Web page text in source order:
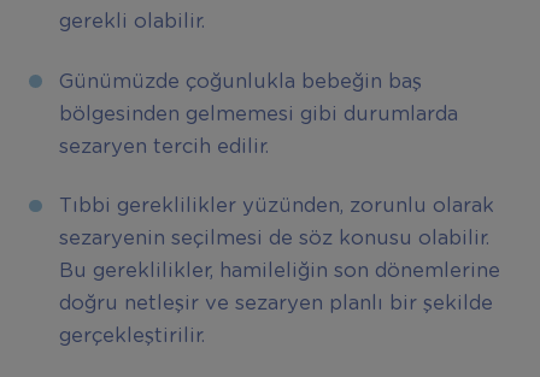
gerekli olabilir.
Günümüzde çoğunlukla bebeğin baş
bölgesinden gelmemesi gibi durumlarda
sezaryen tercih edilir.
Tıbbi gereklilikler yüzünden, zorunlu olarak
sezaryenin seçilmesi de söz konusu olabilir.
Bu gereklilikler, hamileliğin son dönemlerine
doğru netleşir ve sezaryen planlı bir şekilde
gerçekleştirilir.